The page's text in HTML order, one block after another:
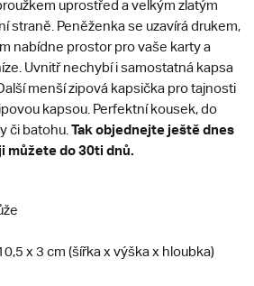
uprostřed a velkým zlatým
straně. Peněženka se uzavírá drukem,
nabídne prostor pro vaše karty a
Uvnitř nechybí i samostatná kapsa
menší zipová kapsička pro tajnosti
kapsou. Perfektní kousek, do
či batohu. Tak objednejte ještě dnes
můžete do 30ti dnů.
x 3 cm (šířka x výška x hloubka)